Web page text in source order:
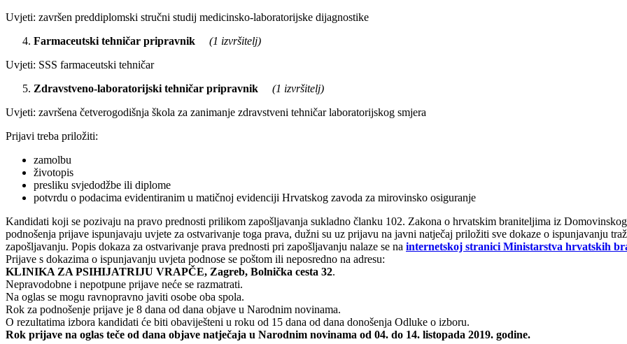
Uvjeti: završen preddiplomski stručni studij medicinsko-laboratorijske dijagnostike
Farmaceutski tehničar pripravnik
(1 izvršitelj)
Uvjeti: SSS farmaceutski tehničar
Zdravstveno-laboratorijski tehničar pripravnik
(1 izvršitelj)
Uvjeti: završena četverogodišnja škola za zanimanje zdravstveni tehničar laboratorijskog smjera
Prijavi treba priložiti:
zamolbu
životopis
presliku svjedodžbe ili diplome
potvrdu o podacima evidentiranim u matičnoj evidenciji Hrvatskog zavoda za mirovinsko osiguranje
Kandidati koji se pozivaju na pravo prednosti prilikom zapošljavanja sukladno članku 102. Zakona o hrvatskim braniteljima iz
podnošenja prijave ispunjavaju uvjete za ostvarivanje toga prava, dužni su uz prijavu na javni natječaj priložiti sve dokaze o ispunjavanju
zapošljavanju. Popis dokaza za ostvarivanje prava prednosti pri zapošljavanju nalaze se na internetskoj stranici Ministarstva hrvatskih
Prijave s dokazima o ispunjavanju uvjeta podnose se poštom ili neposredno na adresu:
KLINIKA ZA PSIHIJATRIJU VRAPČE, Zagreb, Bolnička cesta 32.
Nepravodobne i nepotpune prijave neće se razmatrati.
Na oglas se mogu ravnopravno javiti osobe oba spola.
Rok za podnošenje prijave je 8 dana od dana objave u Narodnim novinama.
O rezultatima izbora kandidati će biti obaviješteni u roku od 15 dana od dana donošenja Odluke o izboru.
Rok prijave na oglas teče od dana objave natječaja u Narodnim novinama od 04. do 14. listopada 2019. godine.